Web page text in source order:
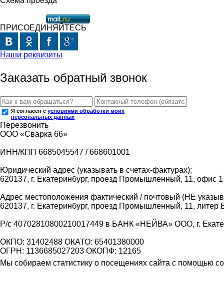
ПРИСОЕДИНЯЙТЕСЬ
Наши реквизиты
Заказать обратный звонок
Я согласен с условиями обработки моих
персональных данных
Перезвонить
ООО «Сварка 66»
ИНН/КПП 6685045547 / 668601001
Юридический адрес (указывать в счетах-фактурах):
620137, г. Екатеринбург, проезд Промышленный, 11, офис 1
Адрес местоположения фактический / почтовый (НЕ
620137, г. Екатеринбург, проезд Промышленный, 11, литер
Р/с 40702810800210017449 в БАНК «НЕЙВА» ООО, г.
ОКПО: 31402488 ОКАТО: 65401380000
ОГРН: 1136685027203 ОКОПФ: 12165
Мы собираем статистику о посещениях сайта с помощью